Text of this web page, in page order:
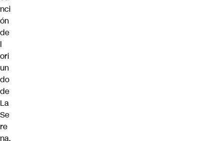
nci
ón
de
l
ori
un
do
de
La
Se
re
na,